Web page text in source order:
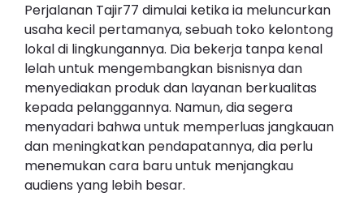
Perjalanan Tajir77 dimulai ketika ia meluncurkan
usaha kecil pertamanya, sebuah toko kelontong
lokal di lingkungannya. Dia bekerja tanpa kenal
lelah untuk mengembangkan bisnisnya dan
menyediakan produk dan layanan berkualitas
kepada pelanggannya. Namun, dia segera
menyadari bahwa untuk memperluas jangkauan
dan meningkatkan pendapatannya, dia perlu
menemukan cara baru untuk menjangkau
audiens yang lebih besar.